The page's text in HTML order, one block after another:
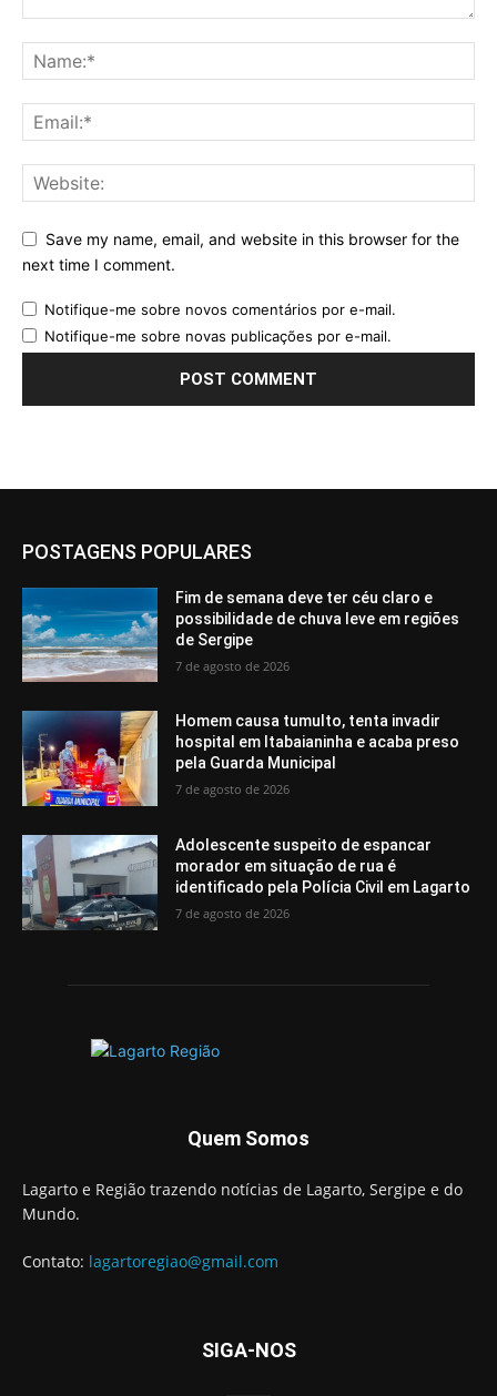
Save my name, email, and website in this browser for the
next time I comment.
Notifique-me sobre novos comentários por e-mail.
Notifique-me sobre novas publicações por e-mail.
POSTAGENS POPULARES
Fim de semana deve ter céu claro e
possibilidade de chuva leve em regiões
de Sergipe
7 de agosto de 2026
Homem causa tumulto, tenta invadir
hospital em Itabaianinha e acaba preso
pela Guarda Municipal
7 de agosto de 2026
Adolescente suspeito de espancar
morador em situação de rua é
identificado pela Polícia Civil em Lagarto
7 de agosto de 2026
Quem Somos
Lagarto e Região trazendo notícias de Lagarto, Sergipe e do
Mundo.
Contato: lagartoregiao@gmail.com
SIGA-NOS